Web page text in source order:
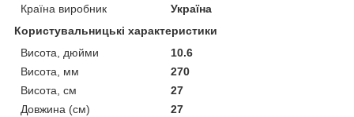
Країна виробник
Україна
Користувальницькі характеристики
Висота, дюйми
10.6
Висота, мм
270
Висота, см
27
Довжина (см)
27